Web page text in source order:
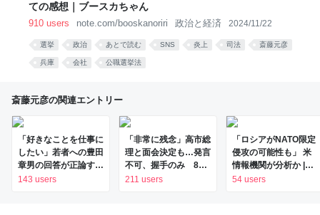
ての感想｜ブースカちゃん
910 users note.com/booskanoriri 政治と経済 2024/11/22
選挙 政治 あとで読む SNS 炎上 司法 斎藤元彦
兵庫 会社 公職選挙法
斎藤元彦の関連エントリー
「好きなことを仕事に
したい」若者への豊田
章男の回答が正論すぎ
て、ぐうの音も出なか
143 users
「非常に残念」高市総
理と面会決定も…発言
不可、握手のみ 8月
9日長崎の被爆体験者
211 users
「ロシアがNATO限定
侵攻の可能性も」 米
情報機関が分析か |
NHKニュース
54 users